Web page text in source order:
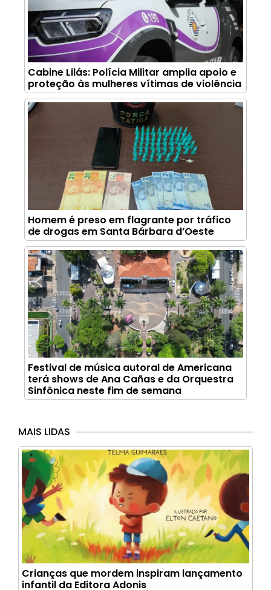
Cabine Lilás: Polícia Militar amplia apoio e
proteção às mulheres vítimas de violência
Homem é preso em flagrante por tráfico
de drogas em Santa Bárbara d’Oeste
Festival de música autoral de Americana
terá shows de Ana Cañas e da Orquestra
Sinfônica neste fim de semana
MAIS LIDAS
Crianças que mordem inspiram lançamento
infantil da Editora Adonis